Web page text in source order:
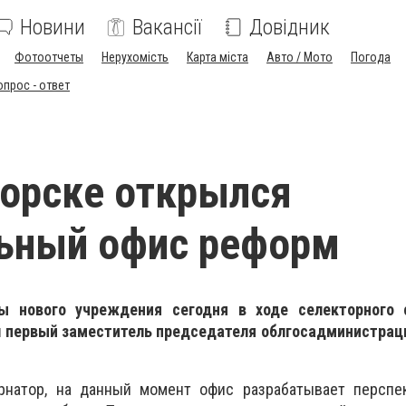
Новини Вакансії Довідник
Фотоотчеты Нерухомість Карта міста Авто / Мото
Погода
- ответ
открылся
офис реформ
нового учреждения сегодня в ходе селекторного
заместитель председателя
на данный момент офис разрабатывает